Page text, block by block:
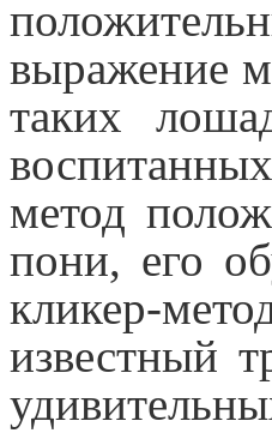
выражение
таких
метод
пони, его
кликер-
известный